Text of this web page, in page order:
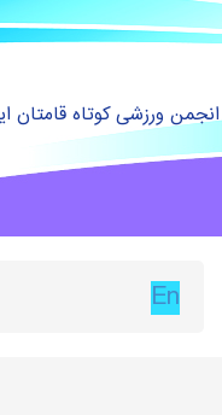
انجمن ورزشی کوتاه قامتان
En